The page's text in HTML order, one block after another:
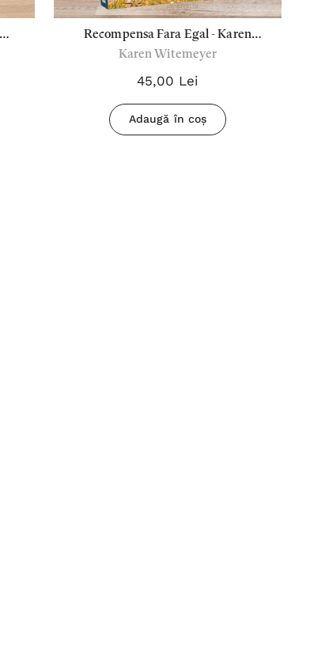
Recompensa Fara Egal - Karen
Witemeyer
Karen Witemeyer
45,00 Lei
Adaugă în coș